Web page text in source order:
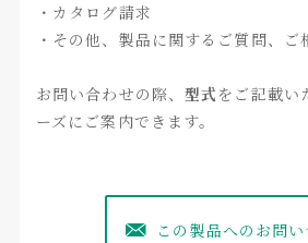
・カタログ請求
・その他、製品に関するご質問、ご
お問い合わせの際、型式 をご記載い
ーズにご案内できます。
この製品へのお問